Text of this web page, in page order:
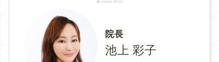
院長
池上 彩子